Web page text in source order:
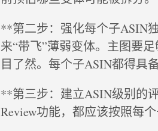
**第二步：强化每个子ASIN
来“带飞”薄弱变体。主图要
目了然。每个子ASIN都得具
**第三步：建立ASIN级别的
Review功能，都应该按照每